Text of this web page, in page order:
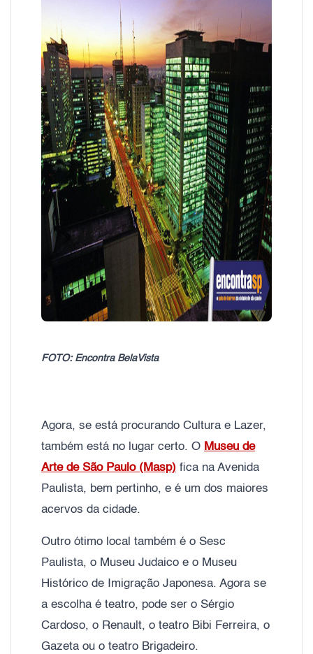
FOTO: Encontra BelaVista
Agora, se está procurando Cultura e Lazer,
também está no lugar certo. O Museu de
Arte de São Paulo (Masp) fica na Avenida
Paulista, bem pertinho, e é um dos maiores
acervos da cidade.
Outro ótimo local também é o Sesc
Paulista, o Museu Judaico e o Museu
Histórico de Imigração Japonesa. Agora se
a escolha é teatro, pode ser o Sérgio
Cardoso, o Renault, o teatro Bibi Ferreira, o
Gazeta ou o teatro Brigadeiro.